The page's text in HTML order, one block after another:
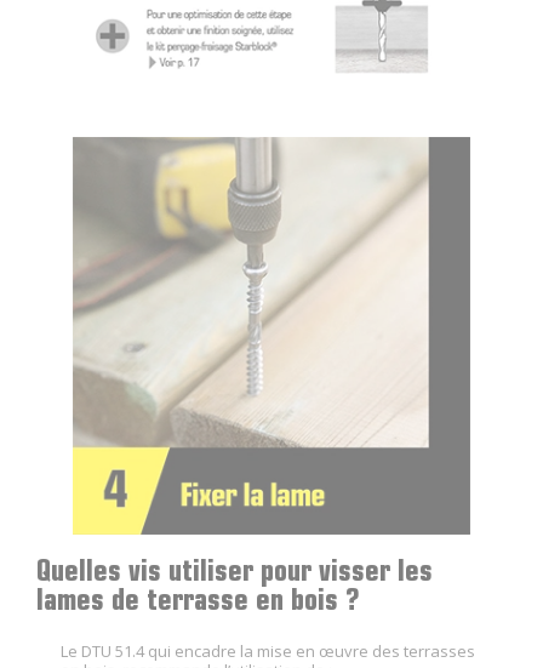
Quelles vis utiliser pour visser les
lames de terrasse en bois ?
Le DTU 51.4 qui encadre la mise en œuvre des terrasses